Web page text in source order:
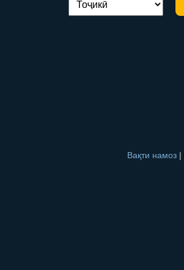
Иваз кардани забон:
Вақти намоз |